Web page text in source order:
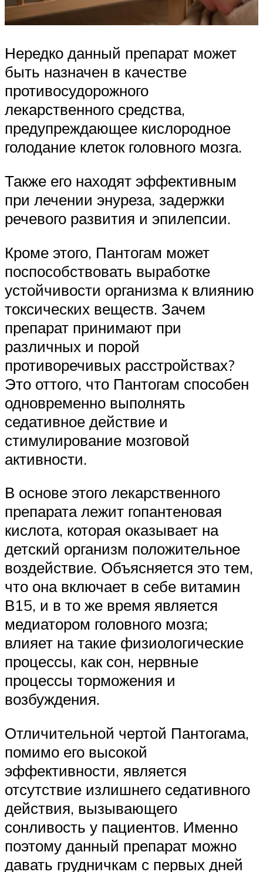
Нередко данный препарат может
быть назначен в качестве
противосудорожного
лекарственного средства,
предупреждающее кислородное
голодание клеток головного мозга.
Также его находят эффективным
при лечении энуреза, задержки
речевого развития и эпилепсии.
Кроме этого, Пантогам может
поспособствовать выработке
устойчивости организма к влиянию
токсических веществ. Зачем
препарат принимают при
различных и порой
противоречивых расстройствах?
Это оттого, что Пантогам способен
одновременно выполнять
седативное действие и
стимулирование мозговой
активности.
В основе этого лекарственного
препарата лежит гопантеновая
кислота, которая оказывает на
детский организм положительное
воздействие. Объясняется это тем,
что она включает в себе витамин
В15, и в то же время является
медиатором головного мозга;
влияет на такие физиологические
процессы, как сон, нервные
процессы торможения и
возбуждения.
Отличительной чертой Пантогама,
помимо его высокой
эффективности, является
отсутствие излишнего седативного
действия, вызывающего
сонливость у пациентов. Именно
поэтому данный препарат можно
давать грудничкам с первых дней